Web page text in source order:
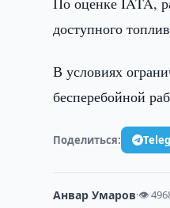
доступного
В условиях
бесперебойной
Поделиться:
Анвар Умаров·👁